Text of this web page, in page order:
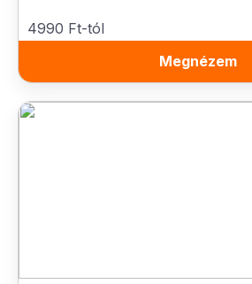
4990 Ft-tól
Megnézem